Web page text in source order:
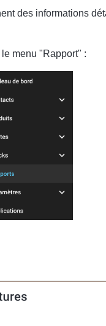
des informations
menu "Rapport" :